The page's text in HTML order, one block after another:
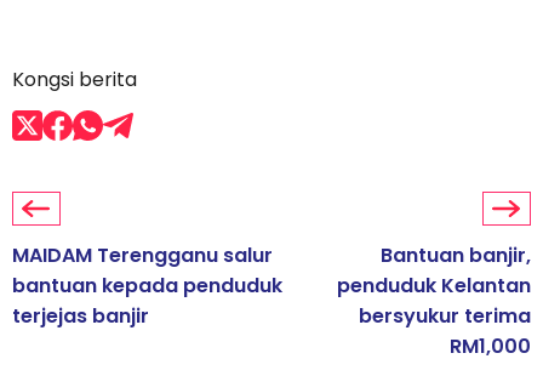
Kongsi berita
MAIDAM Terengganu salur
bantuan kepada penduduk
terjejas banjir
Bantuan banjir,
penduduk Kelantan
bersyukur terima
RM1,000